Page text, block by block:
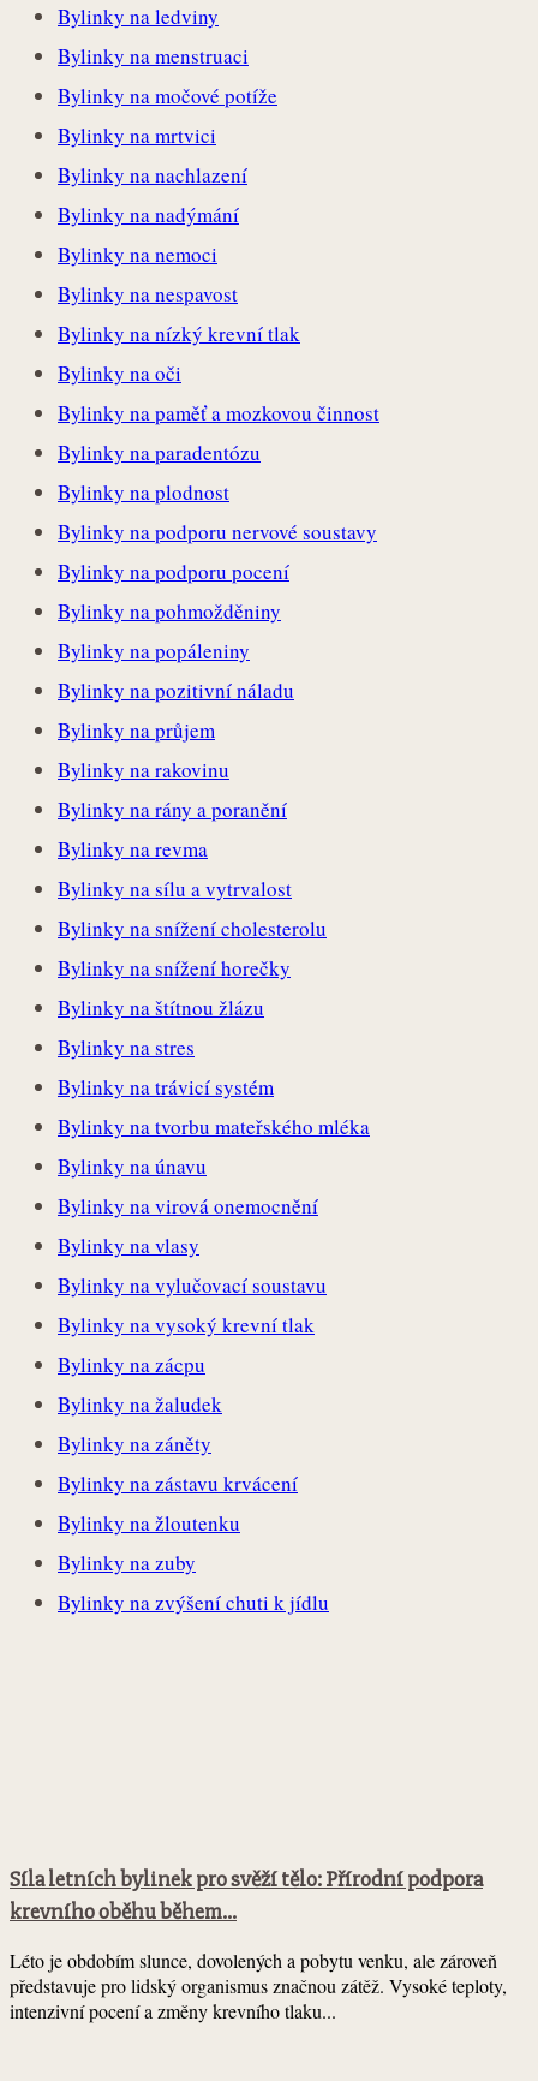
Bylinky na ledviny
Bylinky na menstruaci
Bylinky na močové potíže
Bylinky na mrtvici
Bylinky na nachlazení
Bylinky na nadýmání
Bylinky na nemoci
Bylinky na nespavost
Bylinky na nízký krevní tlak
Bylinky na oči
Bylinky na paměť a mozkovou činnost
Bylinky na paradentózu
Bylinky na plodnost
Bylinky na podporu nervové soustavy
Bylinky na podporu pocení
Bylinky na pohmožděniny
Bylinky na popáleniny
Bylinky na pozitivní náladu
Bylinky na průjem
Bylinky na rakovinu
Bylinky na rány a poranění
Bylinky na revma
Bylinky na sílu a vytrvalost
Bylinky na snížení cholesterolu
Bylinky na snížení horečky
Bylinky na štítnou žlázu
Bylinky na stres
Bylinky na trávicí systém
Bylinky na tvorbu mateřského mléka
Bylinky na únavu
Bylinky na virová onemocnění
Bylinky na vlasy
Bylinky na vylučovací soustavu
Bylinky na vysoký krevní tlak
Bylinky na zácpu
Bylinky na žaludek
Bylinky na záněty
Bylinky na zástavu krvácení
Bylinky na žloutenku
Bylinky na zuby
Bylinky na zvýšení chuti k jídlu
Síla letních bylinek pro svěží tělo: Přírodní podpora
krevního oběhu během...
Léto je obdobím slunce, dovolených a pobytu venku, ale zároveň
představuje pro lidský organismus značnou zátěž. Vysoké teploty,
intenzivní pocení a změny krevního tlaku...